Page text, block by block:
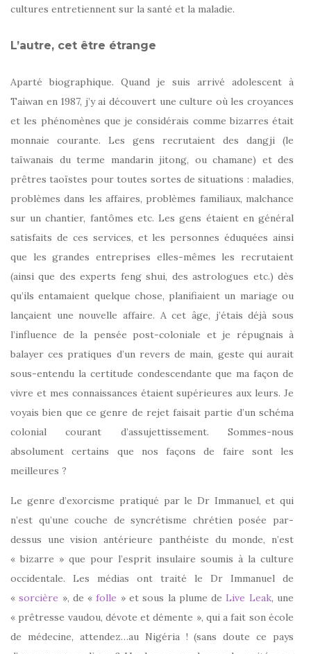
cultures entretiennent sur la santé et la maladie.
L’autre, cet être étrange
Aparté biographique. Quand je suis arrivé adolescent à
Taiwan en 1987, j’y ai découvert une culture où les croyances
et les phénomènes que je considérais comme bizarres était
monnaie courante. Les gens recrutaient des dangji (le
taïwanais du terme mandarin jitong, ou chamane) et des
prêtres taoïstes pour toutes sortes de situations : maladies,
problèmes dans les affaires, problèmes familiaux, malchance
sur un chantier, fantômes etc. Les gens étaient en général
satisfaits de ces services, et les personnes éduquées ainsi
que les grandes entreprises elles-mêmes les recrutaient
(ainsi que des experts feng shui, des astrologues etc.) dès
qu’ils entamaient quelque chose, planifiaient un mariage ou
lançaient une nouvelle affaire. A cet âge, j’étais déjà sous
l’influence de la pensée post-coloniale et je répugnais à
balayer ces pratiques d’un revers de main, geste qui aurait
sous-entendu la certitude condescendante que ma façon de
vivre et mes connaissances étaient supérieures aux leurs. Je
voyais bien que ce genre de rejet faisait partie d’un schéma
colonial courant d’assujettissement. Sommes-nous
absolument certains que nos façons de faire sont les
meilleures ?
Le genre d’exorcisme pratiqué par le Dr Immanuel, et qui
n’est qu’une couche de syncrétisme chrétien posée par-
dessus une vision antérieure panthéiste du monde, n’est
« bizarre » que pour l’esprit insulaire soumis à la culture
occidentale. Les médias ont traité le Dr Immanuel de
«sorcière », de «folle » et sous la plume deLive Leak, une
« prêtresse vaudou, dévote et démente », qui a fait son école
de médecine, attendez…au Nigéria ! (sans doute ce pays